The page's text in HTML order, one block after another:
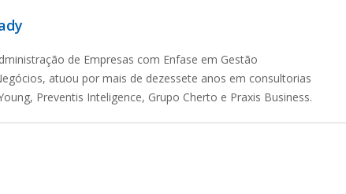
de Empresas com Enfase em Gestão
atuou por mais de dezessete anos em consultorias
Preventis Inteligence, Grupo Cherto e Praxis Business.